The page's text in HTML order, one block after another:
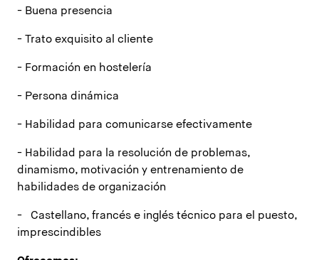
- Buena presencia
- Trato exquisito al cliente
- Formación en hostelería
- Persona dinámica
- Habilidad para comunicarse efectivamente
- Habilidad para la resolución de problemas,
dinamismo, motivación y entrenamiento de
habilidades de organización
- Castellano, francés e inglés técnico para el puesto,
imprescindibles